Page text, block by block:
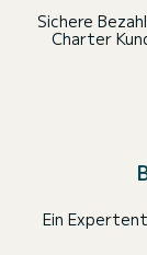
Sichere
Charter
Ein